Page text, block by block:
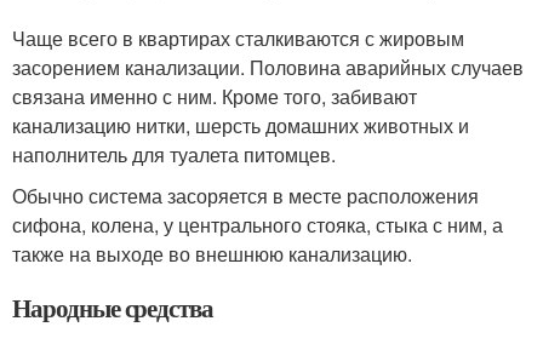
Чаще всего в квартирах сталкиваются с жировым
засорением канализации. Половина аварийных случаев
связана именно с ним. Кроме того, забивают
канализацию нитки, шерсть домашних животных и
наполнитель для туалета питомцев.
Обычно система засоряется в месте расположения
сифона, колена, у центрального стояка, стыка с ним, а
также на выходе во внешнюю канализацию.
Народные средства